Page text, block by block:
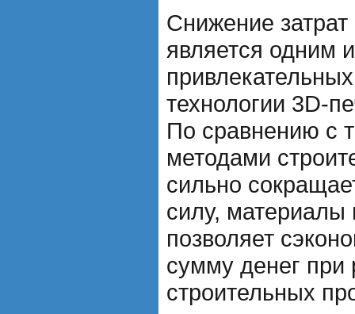
Снижение затрат
является одним
технологии 3D-
По сравнению с
методами
сильно
силу,
позволяет
сумму денег при
строительных